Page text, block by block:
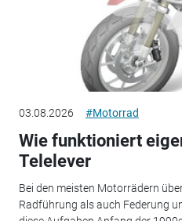
03.08.2026 #Motorrad
Wie funktioniert
Telelever
Bei den meisten Motorrädern
Radführung als auch Federung